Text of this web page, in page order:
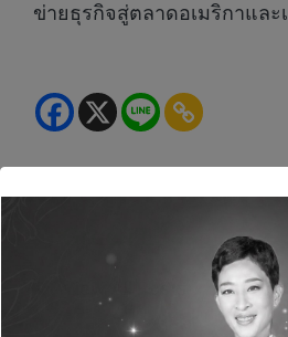
ข่ายธุรกิจสู่ตลาดอเมริกาและ